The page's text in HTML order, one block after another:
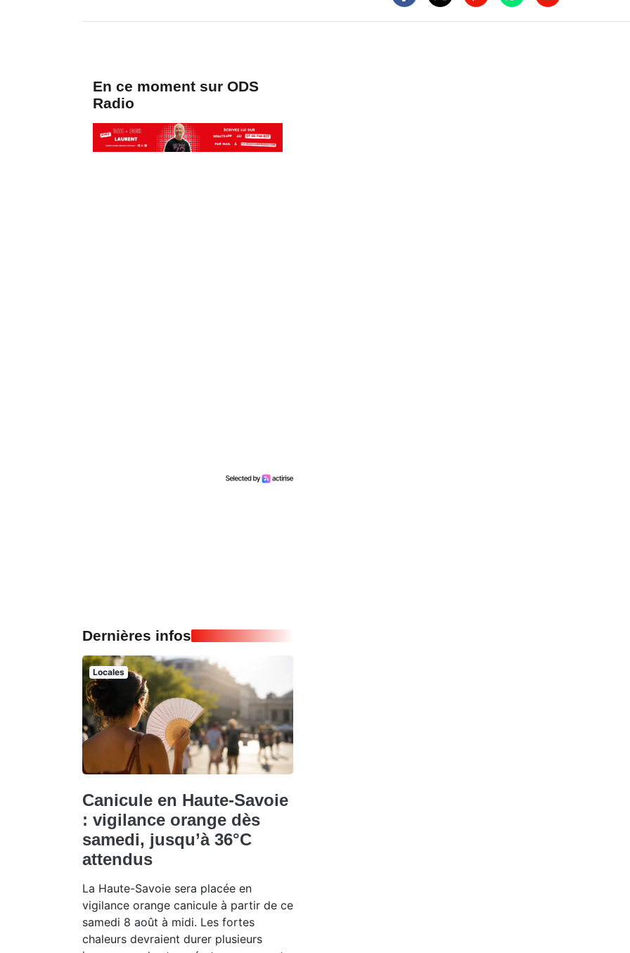
En ce moment sur ODS
Radio
Dernières infos
Locales
Canicule en Haute-Savoie
: vigilance orange dès
samedi, jusqu’à 36°C
attendus
La Haute-Savoie sera placée en
vigilance orange canicule à partir de ce
samedi 8 août à midi. Les fortes
chaleurs devraient durer plusieurs